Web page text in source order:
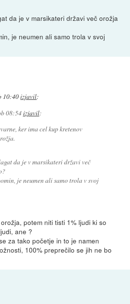
da je v marsikateri državi več orožja
je neumen ali samo trola v svoj
10:40izjavil:
08:54izjavil:
ker ima cel kup kretenov
da je v marsikateri državi več
je neumen ali samo trola v svoj
potem niti tisti 1% ljudi ki so
ane ?
za tako početje in to je namen
100% preprečilo se jih ne bo